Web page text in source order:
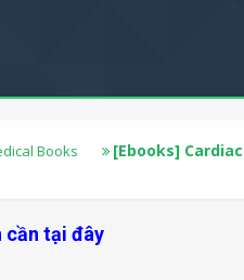
Books
[Ebooks]
cần tại đây